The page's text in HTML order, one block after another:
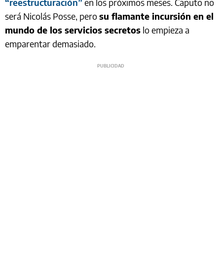
“reestructuración” en los próximos meses. Caputo no
será Nicolás Posse, perosu flamante incursión en el
mundo de los servicios secretos lo empieza a
emparentar demasiado.